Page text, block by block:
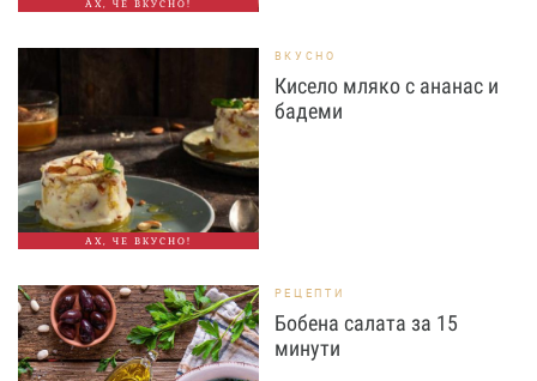
АХ, ЧЕ ВКУСНО!
АХ, ЧЕ ВКУСНО!
ВКУСНО
Кисело мляко с ананас и
бадеми
РЕЦЕПТИ
Бобена салата за 15
минути